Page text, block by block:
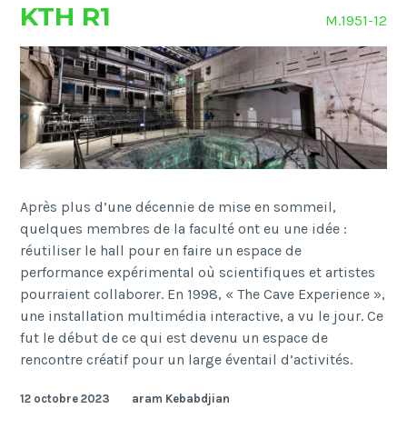
KTH R1 M.1951-12
Après plus d’une décennie de mise en sommeil,
quelques membres de la faculté ont eu une idée :
réutiliser le hall pour en faire un espace de
performance expérimental où scientifiques et artistes
pourraient collaborer. En 1998, « The Cave Experience »,
une installation multimédia interactive, a vu le jour. Ce
fut le début de ce qui est devenu un espace de
rencontre créatif pour un large éventail d’activités.
12 octobre 2023 aram Kebabdjian